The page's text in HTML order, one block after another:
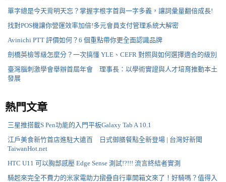
單字總是今天背明天忘？掌握字根字首與一字多義，讓詞彙量翻倍成長!
找對POS機讓你營運效率加倍!多元會員支付管理系統大解密
Avinichi PTT 評價如何？6 個重點帶你更全面認識品牌
劍橋英檢等級怎麼分？一次搞懂 YLE、CEFR 對照與如何選擇適合的級別
臺灣腦刺激學會舉辦首屆年會 理事長：以學術實證與人才培育推動本土
發展
熱門文章
三星推搭載S Pen功能的入門平板Galaxy Tab A 10.1
江戶美食新竹首店進駐大遠百 日式御膳餐點全新登場 | 台灣好新聞
TaiwanHot.net
HTC U11 可以胸部感壓 Edge Sense 測試!?!!! 流言終結者實測
騎起來完全不費力的米家電助力摺疊自行車開箱文來了！好騎嗎？值得入